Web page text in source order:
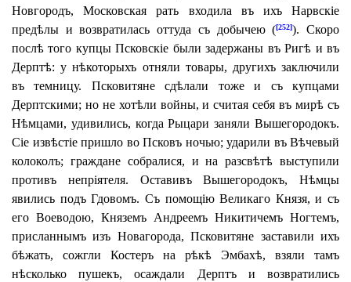
Новгородъ, Московская рать входила въ ихъ Нарвскіе
предѣлы и возвратилась оттуда съ добычею ([252]). Скоро
послѣ того купцы Псковскіе были задержаны въ Ригѣ и въ
Дерптѣ: у нѣкоторыхъ отняли товары, другихъ заключили
въ темницу. Псковитяне сдѣлали тоже и съ купцами
Дерптскими; но не хотѣли войны, и считая себя въ мирѣ съ
Нѣмцами, удивились, когда Рыцари заняли Вышегородокъ.
Сіе извѣстіе пришло во Псковъ ночью; ударили въ Вѣчевый
колоколъ; граждане собралися, и на разсвѣтѣ выступили
противъ непріятеля. Оставивъ Вышегородокъ, Нѣмцы
явились подъ Гдовомъ. Съ помощію Великаго Князя, и съ
его Воеводою, Княземъ Андреемъ Никитичемъ Ногтемъ,
присланнымъ изъ Новагорода, Псковитяне заставили ихъ
бѣжать, сожгли Костеръ на рѣкѣ Эмбахѣ, взяли тамъ
нѣсколько пушекъ, осаждали Дерптъ и возвратились